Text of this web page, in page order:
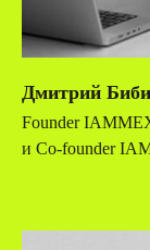
Дмитрий
Founder
и Co-founder